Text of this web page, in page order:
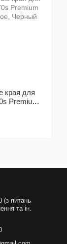
края для
Premium
(з питань
та ін.